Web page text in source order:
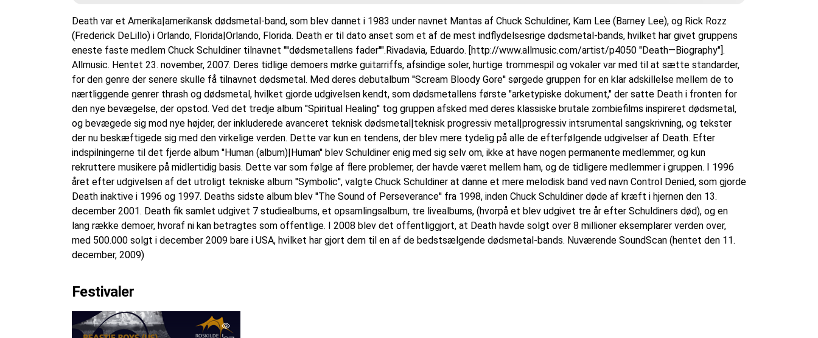
Death var et Amerika|amerikansk dødsmetal-band, som blev dannet i 1983 under navnet Mantas af Chuck Schuldiner, Kam Lee (Barney Lee), og Rick Rozz
(Frederick DeLillo) i Orlando, Florida|Orlando, Florida. Death er til dato anset som et af de mest indflydelsesrige dødsmetal-bands, hvilket har givet gruppens
eneste faste medlem Chuck Schuldiner tilnavnet "''dødsmetallens fader''".Rivadavia, Eduardo. [http://www.allmusic.com/artist/p4050 "Death—Biography"].
Allmusic. Hentet 23. november, 2007. Deres tidlige demoers mørke guitarriffs, afsindige soler, hurtige trommespil og vokaler var med til at sætte standarder,
for den genre der senere skulle få tilnavnet dødsmetal. Med deres debutalbum ''Scream Bloody Gore'' sørgede gruppen for en klar adskillelse mellem de to
nærtliggende genrer thrash og dødsmetal, hvilket gjorde udgivelsen kendt, som dødsmetallens første "arketypiske dokument," der satte Death i fronten for
den nye bevægelse, der opstod. Ved det tredje album ''Spiritual Healing'' tog gruppen afsked med deres klassiske brutale zombiefilms inspireret dødsmetal,
og bevægede sig mod nye højder, der inkluderede avanceret teknisk dødsmetal|teknisk progressiv metal|progressiv intsrumental sangskrivning, og tekster
der nu beskæftigede sig med den virkelige verden. Dette var kun en tendens, der blev mere tydelig på alle de efterfølgende udgivelser af Death. Efter
indspilningerne til det fjerde album ''Human (album)|Human'' blev Schuldiner enig med sig selv om, ikke at have nogen permanente medlemmer, og kun
rekruttere musikere på midlertidig basis. Dette var som følge af flere problemer, der havde været mellem ham, og de tidligere medlemmer i gruppen. I 1996
året efter udgivelsen af det utroligt tekniske album ''Symbolic'', valgte Chuck Schuldiner at danne et mere melodisk band ved navn Control Denied, som gjorde
Death inaktive i 1996 og 1997. Deaths sidste album blev ''The Sound of Perseverance'' fra 1998, inden Chuck Schuldiner døde af kræft i hjernen den 13.
december 2001. Death fik samlet udgivet 7 studiealbums, et opsamlingsalbum, tre livealbums, (hvorpå et blev udgivet tre år efter Schuldiners død), og en
lang række demoer, hvoraf ni kan betragtes som offentlige. I 2008 blev det offentliggjort, at Death havde solgt over 8 millioner eksemplarer verden over,
med 500.000 solgt i december 2009 bare i USA, hvilket har gjort dem til en af de bedstsælgende dødsmetal-bands. Nuværende SoundScan (hentet den 11.
december, 2009)
Festivaler